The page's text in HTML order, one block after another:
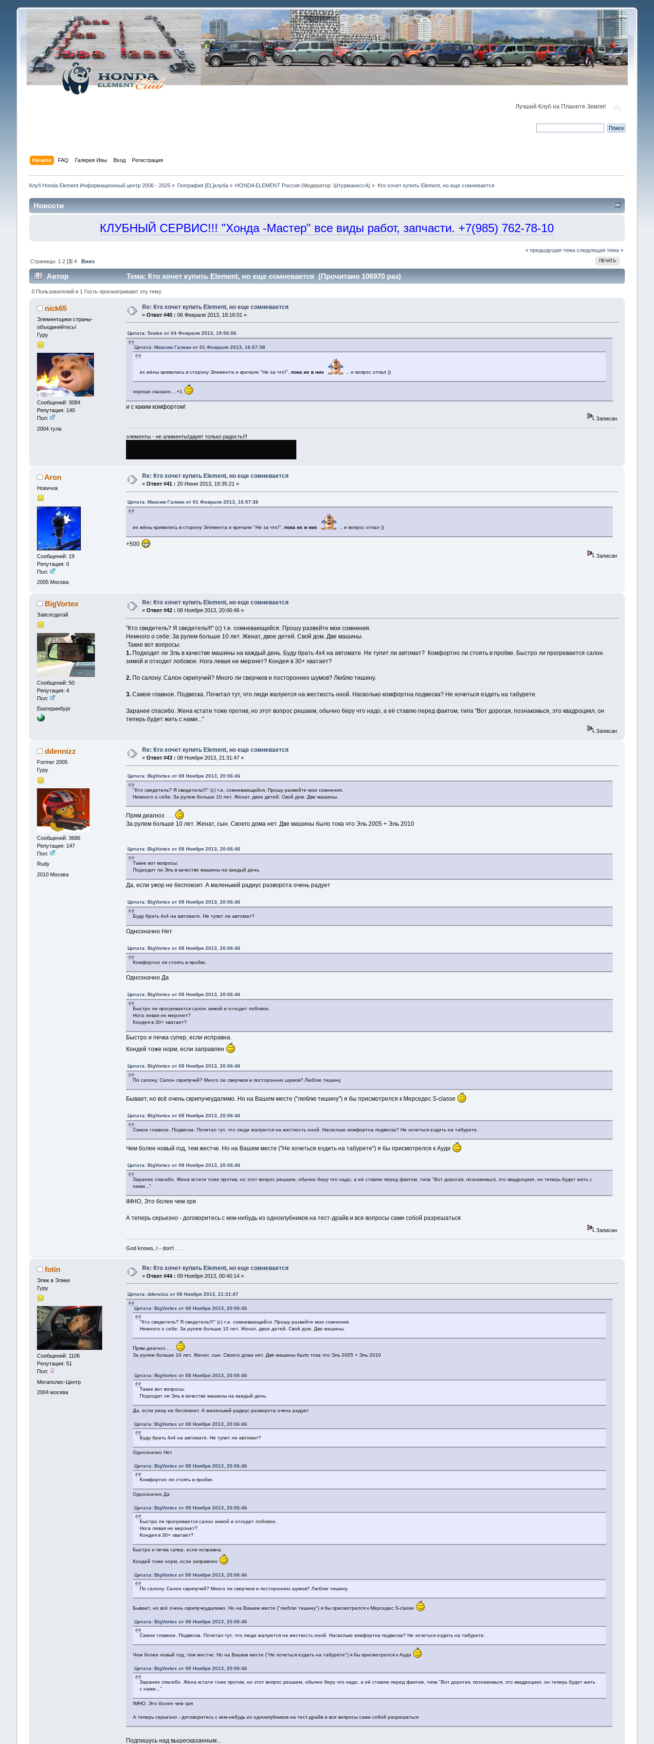
Лучший Клуб на Планете Земля!
Начало FAQ Галерея Ивы Вход Регистрация
Клуб Honda Element Информационный центр 2006 - 2025» География [EL]клуба » HONDA ELEMENT Россия (Модератор: ШтурманессА) » Кто хочет купить Element, но еще сомневается
Новости
КЛУБНЫЙ СЕРВИС!!! "Хонда -Мастер" все виды работ, запчасти. +7(985) 762-78-10
« предыдущая тема следующая тема »
ПЕЧАТЬ
Страницы: 1 2[3] 4 Вниз
Автор Тема: Кто хочет купить Element, но еще сомневается (Прочитано 106970 раз)
0 Пользователей и 1 Гость просматривают эту тему.
nick65
Элементщики страны-
объединяйтесь!
Гуру
Сообщений: 3084
Репутация: 140
Пол:
2004 тула
Re: Кто хочет купить Element, но еще сомневается
« Ответ #40 : 06 Февраля 2013, 18:16:01 »
Цитата: Snake от 04 Февраля 2013, 19:56:06
Цитата: Максим Галкин от 01 Февраля 2013, 16:57:38
их жёны кривились в сторону Элемента и кричали "Ни за что!",пока их в них .. и вопрос отпал ))
хорошо сказано....+1
и с каким комфортом!
Записан
элементы - не алименты!дарят только радость!!!
Aron
Новичок
Сообщений: 19
Репутация: 0
Пол:
2005 Москва
Re: Кто хочет купить Element, но еще сомневается
« Ответ #41 : 20 Июня 2013, 19:35:21 »
Цитата: Максим Галкин от 01 Февраля 2013, 16:57:38
их жёны кривились в сторону Элемента и кричали "Ни за что!",пока их в них .. и вопрос отпал ))
+500
Записан
BigVortex
Завсегдатай
Сообщений: 50
Репутация: 4
Пол:
Екатеринбург
Re: Кто хочет купить Element, но еще сомневается
« Ответ #42 : 08 Ноября 2013, 20:06:46 »
"Кто свидетель? Я свидетель!!!" (с) т.е. сомневающийся. Прошу развейте мои сомнения.
Немного о себе: За рулем больше 10 лет. Женат, двое детей. Свой дом. Две машины.
Такие вот вопросы:
1. Подходит ли Эль в качестве машины на каждый день. Буду брать 4х4 на автомате. Не тупит ли автомат? Комфортно ли стоять в пробке. Быстро ли прогревается салон
зимой и отходит лобовое. Нога левая не мерзнет? Кондея в 30+ хватает?
2. По салону. Салон скрипучий? Много ли сверчков и посторонних шумов? Люблю тишину.
3. Самое главное. Подвеска. Почитал тут, что люди жалуются на жесткость оной. Насколько комфортна подвеска? Не хочеться ездить на табурете.
Заранее спасибо. Жена кстати тоже против, но этот вопрос решаем, обычно беру что надо, а её ставлю перед фактом, типа "Вот дорогая, познакомься, это квадроцикл, он
теперь будет жить с нами..."
Записан
ddennizz
Former 2005
Гуру
Сообщений: 3686
Репутация: 147
Пол:
Rudy
2010 Москва
Re: Кто хочет купить Element, но еще сомневается
« Ответ #43 : 08 Ноября 2013, 21:31:47 »
Цитата: BigVortex от 08 Ноября 2013, 20:06:46
"Кто свидетель? Я свидетель!!!" (с) т.е. сомневающийся. Прошу развейте мои сомнения.
Немного о себе: За рулем больше 10 лет. Женат, двое детей. Свой дом. Две машины.
Прям диагноз . . .
За рулем больше 10 лет. Женат, сын. Своего дома нет. Две машины было тока что Эль 2005 + Эль 2010
Цитата: BigVortex от 08 Ноября 2013, 20:06:46
Такие вот вопросы:
Подходит ли Эль в качестве машины на каждый день.
Да, если ужор не беспокоит. А маленький радиус разворота очень радует
Цитата: BigVortex от 08 Ноября 2013, 20:06:46
Буду брать 4х4 на автомате. Не тупит ли автомат?
Однозначно Нет
Цитата: BigVortex от 08 Ноября 2013, 20:06:46
Комфортно ли стоять в пробке.
Однозначно Да
Цитата: BigVortex от 08 Ноября 2013, 20:06:46
Быстро ли прогревается салон зимой и отходит лобовое.
Нога левая не мерзнет?
Кондея в 30+ хватает?
Быстро и печка супер, если исправна.
Кондей тоже норм, если заправлен
Цитата: BigVortex от 08 Ноября 2013, 20:06:46
По салону. Салон скрипучий? Много ли сверчков и посторонних шумов? Люблю тишину.
Бывает, но всё очень скрипучеудалимо. Но на Вашем месте ("люблю тишину") я бы присмотрелся к Мерседес S-classe
Цитата: BigVortex от 08 Ноября 2013, 20:06:46
Самое главное. Подвеска. Почитал тут, что люди жалуются на жесткость оной. Насколько комфортна подвеска? Не хочеться ездить на табурете.
Чем более новый год, тем жестче. Но на Вашем месте ("Не хочеться ездить на табурете") я бы присмотрелся к Ауди
Цитата: BigVortex от 08 Ноября 2013, 20:06:46
Заранее спасибо. Жена кстати тоже против, но этот вопрос решаем, обычно беру что надо, а её ставлю перед фактом, типа "Вот дорогая, познакомься, это квадроцикл, он теперь будет жить с
нами..."
IMHO, Это более чем зря
А теперь серьезно - договоритесь с кем-нибудь из одноклубников на тест-драйв и все вопросы сами собой разрешаться
Записан
God knows, I - don't . . .
fotin
Элик в Элике
Гуру
Сообщений: 1106
Репутация: 51
Пол:
Мегаполис-Центр
2004 москва
Re: Кто хочет купить Element, но еще сомневается
« Ответ #44 : 09 Ноября 2013, 00:40:14 »
Цитата: ddennizz от 08 Ноября 2013, 21:31:47
Цитата: BigVortex от 08 Ноября 2013, 20:06:46
"Кто свидетель? Я свидетель!!!" (с) т.е. сомневающийся. Прошу развейте мои сомнения.
Немного о себе: За рулем больше 10 лет. Женат, двое детей. Свой дом. Две машины.
Прям диагноз . . .
За рулем больше 10 лет. Женат, сын. Своего дома нет. Две машины было тока что Эль 2005 + Эль 2010
Цитата: BigVortex от 08 Ноября 2013, 20:06:46
Такие вот вопросы:
Подходит ли Эль в качестве машины на каждый день.
Да, если ужор не беспокоит. А маленький радиус разворота очень радует
Цитата: BigVortex от 08 Ноября 2013, 20:06:46
Буду брать 4х4 на автомате. Не тупит ли автомат?
Однозначно Нет
Цитата: BigVortex от 08 Ноября 2013, 20:06:46
Комфортно ли стоять в пробке.
Однозначно Да
Цитата: BigVortex от 08 Ноября 2013, 20:06:46
Быстро ли прогревается салон зимой и отходит лобовое.
Нога левая не мерзнет?
Кондея в 30+ хватает?
Быстро и печка супер, если исправна.
Кондей тоже норм, если заправлен
Цитата: BigVortex от 08 Ноября 2013, 20:06:46
По салону. Салон скрипучий? Много ли сверчков и посторонних шумов? Люблю тишину.
Бывает, но всё очень скрипучеудалимо. Но на Вашем месте ("люблю тишину") я бы присмотрелся к Мерседес S-classe
Цитата: BigVortex от 08 Ноября 2013, 20:06:46
Самое главное. Подвеска. Почитал тут, что люди жалуются на жесткость оной. Насколько комфортна подвеска? Не хочеться ездить на табурете.
Чем более новый год, тем жестче. Но на Вашем месте ("Не хочеться ездить на табурете") я бы присмотрелся к Ауди
Цитата: BigVortex от 08 Ноября 2013, 20:06:46
Заранее спасибо. Жена кстати тоже против, но этот вопрос решаем, обычно беру что надо, а её ставлю перед фактом, типа "Вот дорогая, познакомься, это квадроцикл, он теперь будет жить
с нами..."
IMHO, Это более чем зря
А теперь серьезно - договоритесь с кем-нибудь из одноклубников на тест-драйв и все вопросы сами собой разрешаться
Подпишусь над вышесказанным...